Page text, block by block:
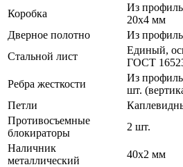
Коробка
Из
20х4 мм
Дверное полотно
Из
Стальной лист
Единый,
ГОСТ
Ребра жесткости
Из
шт.
Петли
Противосъемные
блокираторы
2 шт.
Наличник
металлический
40х2 мм